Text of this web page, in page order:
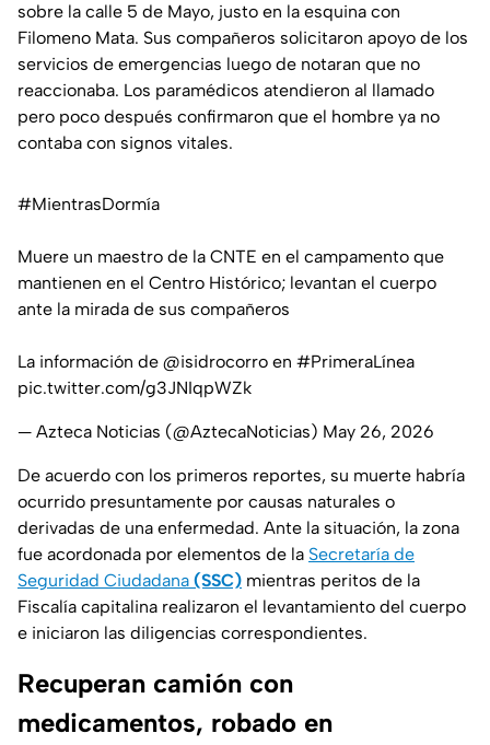
sobre la calle 5 de Mayo, justo en la esquina con
Filomeno Mata. Sus compañeros solicitaron apoyo de los
servicios de emergencias luego de notaran que no
reaccionaba. Los paramédicos atendieron al llamado
pero poco después confirmaron que el hombre ya no
contaba con signos vitales.
#MientrasDormía
Muere un maestro de la CNTE en el campamento que
mantienen en el Centro Histórico; levantan el cuerpo
ante la mirada de sus compañeros
La información de @isidrocorro en #PrimeraLínea
pic.twitter.com/g3JNIqpWZk
— Azteca Noticias (@AztecaNoticias) May 26, 2026
De acuerdo con los primeros reportes, su muerte habría
ocurrido presuntamente por causas naturales o
derivadas de una enfermedad. Ante la situación, la zona
fue acordonada por elementos de la Secretaría de
Seguridad Ciudadana (SSC) mientras peritos de la
Fiscalía capitalina realizaron el levantamiento del cuerpo
e iniciaron las diligencias correspondientes.
Recuperan camión con
medicamentos, robado en